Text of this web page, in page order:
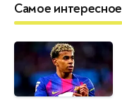
Самое интересное